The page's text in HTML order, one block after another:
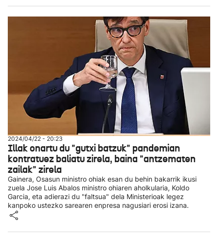
2024/04/22 - 20:23
Illak onartu du "gutxi batzuk" pandemian
kontratuez baliatu zirela, baina "antzematen
zailak" zirela
Gainera, Osasun ministro ohiak esan du behin bakarrik ikusi
zuela Jose Luis Abalos ministro ohiaren aholkularia, Koldo
Garcia, eta adierazi du "faltsua" dela Ministerioak legez
kanpoko ustezko sarearen enpresa nagusiari erosi izana.